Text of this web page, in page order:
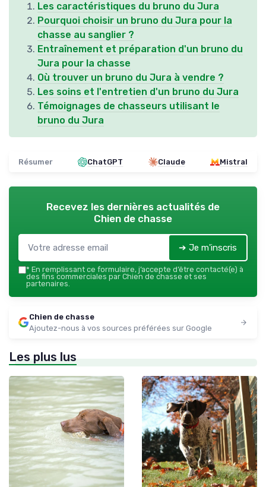
Les caractéristiques du bruno du Jura
Pourquoi choisir un bruno du Jura pour la
chasse au sanglier ?
Entraînement et préparation d'un bruno du
Jura pour la chasse
Où trouver un bruno du Jura à vendre ?
Les soins et l'entretien d'un bruno du Jura
Témoignages de chasseurs utilisant le
bruno du Jura
Résumer ChatGPT Claude Mistral
Recevez les dernières actualités de
Chien de chasse
➔ Je m'inscris
* En remplissant ce formulaire, j’accepte d’être contacté(e) à
des fins commerciales par Chien de chasse et ses
partenaires.
Chien de chasse
Ajoutez-nous à vos sources préférées sur Google
Les plus lus